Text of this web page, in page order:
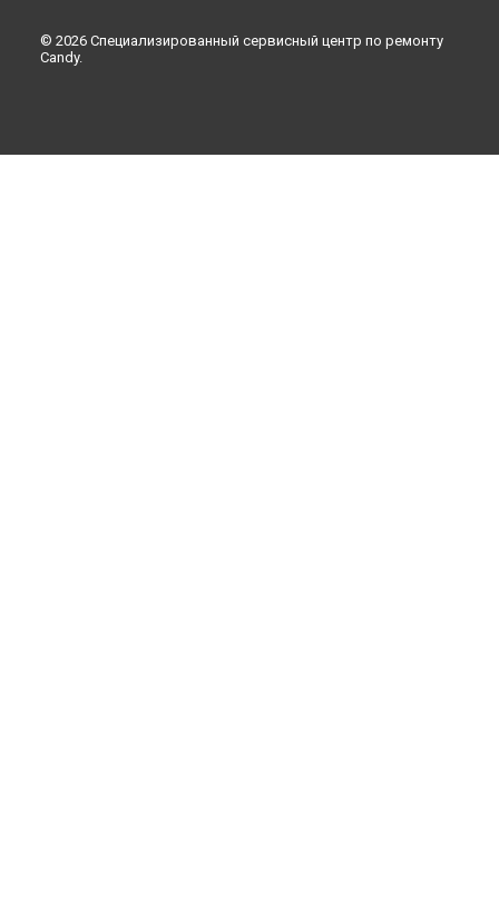
© 2026 Специализированный сервисный центр по ремонту
Candy.